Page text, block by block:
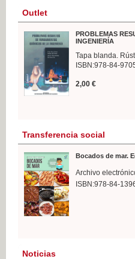
Outlet
PROBLEMAS
INGENIERÍA
Tapa blanda.
ISBN:978-84-
2,00 €
Transferencia social
Bocados de mar.
Archivo
ISBN:978-84-
Noticias